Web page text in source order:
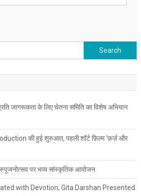
Search for:
जागरूकता के लिए चेतना समिति का विशेष अभियान
की हुई शुरुआत, पहली शॉर्ट फ़िल्म ‘फ़र्ज़ और
पर भव्य सांस्कृतिक आयोजन
with Devotion; Gita Darshan Presented